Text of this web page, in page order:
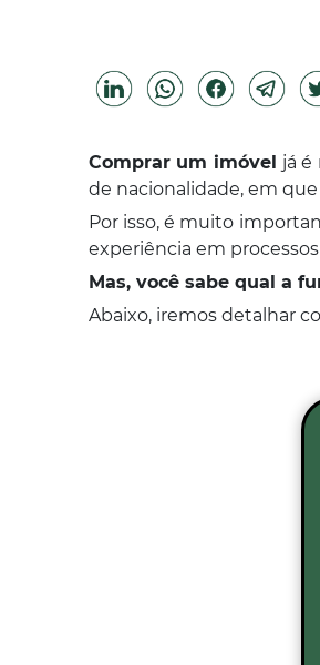
Comprar um imóvel já é
de nacionalidade, em
Por isso, é muito
experiência em
Mas, você sabe qual a
Abaixo, iremos detalhar